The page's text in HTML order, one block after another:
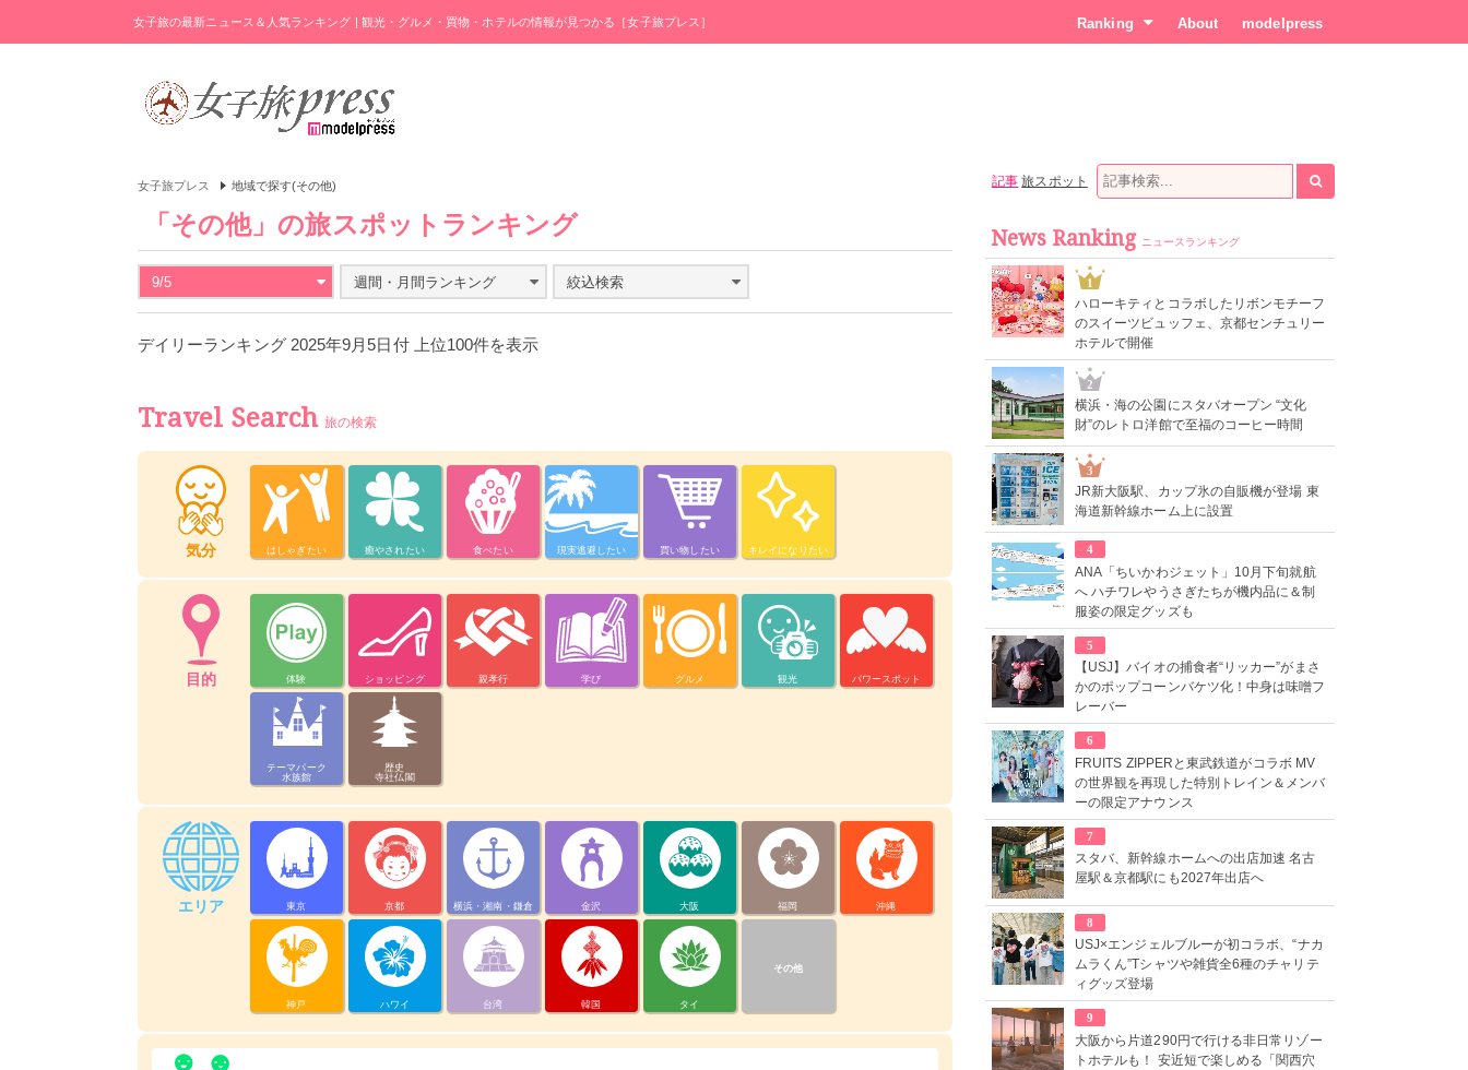
女子旅の最新ニュース＆人気ランキング | 観光・グルメ・買物・ホテルの情報が見つかる［女子旅プレス］ Ranking About modelpress
女子旅プレス 地域で探す(その他)
「その他」の旅スポットランキング
9/5 週間・月間ランキング 絞込検索
デイリーランキング 2025年9月5日付 上位100件を表示
Travel Search 旅の検索
気分 はしゃぎたい 癒やされたい 食べたい 現実逃避したい 買い物したい キレイになりたい
目的 体験 ショッピング 親孝行 学び グルメ 観光 パワースポット
テーマパーク
水族館
歴史
寺社仏閣
エリア 東京 京都 横浜・湘南・鎌倉 金沢 大阪 福岡 沖縄
神戸 ハワイ 台湾 韓国 タイ
その他
記事 旅スポット
News Ranking ニュースランキング
1
ハローキティとコラボしたリボンモチーフ
のスイーツビュッフェ、京都センチュリー
ホテルで開催
2
横浜・海の公園にスタバオープン “文化
財”のレトロ洋館で至福のコーヒー時間
3
JR新大阪駅、カップ氷の自販機が登場 東
海道新幹線ホーム上に設置
4
ANA「ちいかわジェット」10月下旬就航
へ ハチワレやうさぎたちが機内品に＆制
服姿の限定グッズも
5
【USJ】バイオの捕食者“リッカー”がまさ
かのポップコーンバケツ化！中身は味噌フ
レーバー
6
FRUITS ZIPPERと東武鉄道がコラボ MV
の世界観を再現した特別トレイン＆メンバ
ーの限定アナウンス
7
スタバ、新幹線ホームへの出店加速 名古
屋駅＆京都駅にも2027年出店へ
8
USJ×エンジェルブルーが初コラボ、“ナカ
ムラくん”Tシャツや雑貨全6種のチャリテ
ィグッズ登場
9
大阪から片道290円で行ける非日常リゾー
トホテルも！ 安近短で楽しめる「関西穴